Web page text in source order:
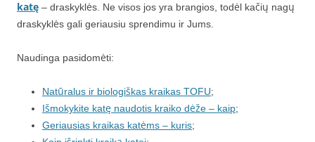
katę – draskyklės. Ne visos jos yra brangios, todėl kačių nagų
draskyklės gali geriausiu sprendimu ir Jums.
Naudinga pasidomėti:
Natūralus ir biologiškas kraikas TOFU;
Išmokykite katę naudotis kraiko dėže – kaip;
Geriausias kraikas katėms – kuris;